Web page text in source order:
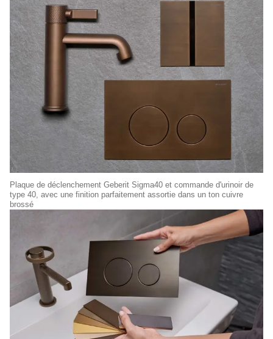
Plaque de déclenchement Geberit Sigma40 et commande d'urinoir de
type 40, avec une finition parfaitement assortie dans un ton cuivre
brossé